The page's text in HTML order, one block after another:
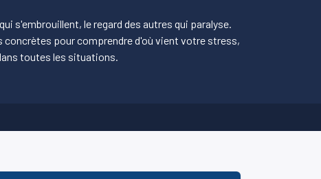
s'embrouillent, le regard des autres qui paralyse.
pour comprendre d'où vient votre stress,
toutes les situations.